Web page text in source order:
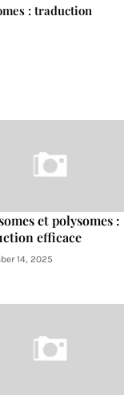
: traduction
et polysomes :
efficace
14, 2025